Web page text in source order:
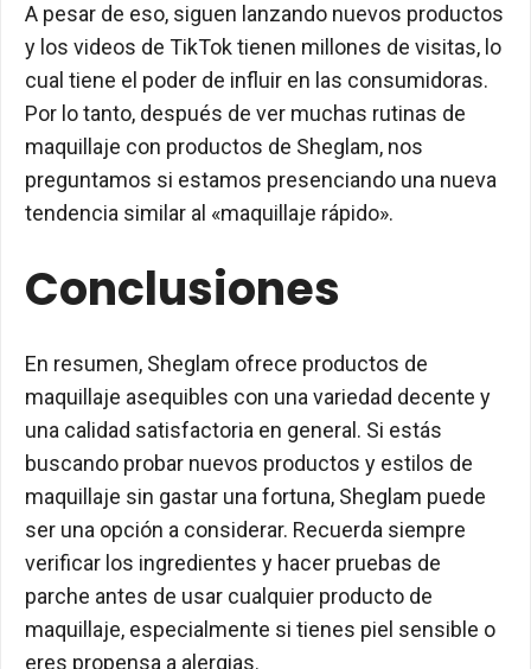
A pesar de eso, siguen lanzando nuevos productos
y los videos de TikTok tienen millones de visitas, lo
cual tiene el poder de influir en las consumidoras.
Por lo tanto, después de ver muchas rutinas de
maquillaje con productos de Sheglam, nos
preguntamos si estamos presenciando una nueva
tendencia similar al «maquillaje rápido».
Conclusiones
En resumen, Sheglam ofrece productos de
maquillaje asequibles con una variedad decente y
una calidad satisfactoria en general. Si estás
buscando probar nuevos productos y estilos de
maquillaje sin gastar una fortuna, Sheglam puede
ser una opción a considerar. Recuerda siempre
verificar los ingredientes y hacer pruebas de
parche antes de usar cualquier producto de
maquillaje, especialmente si tienes piel sensible o
eres propensa a alergias.